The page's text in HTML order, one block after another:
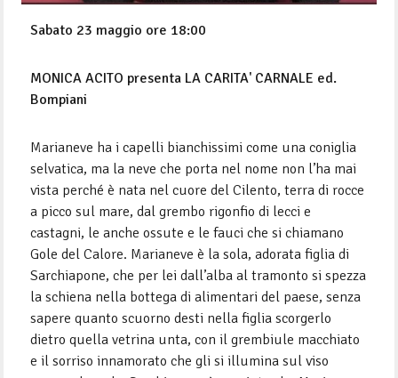
Sabato 23 maggio ore 18:00
MONICA ACITO presenta LA CARITA' CARNALE ed.
Bompiani
Marianeve ha i capelli bianchissimi come una coniglia
selvatica, ma la neve che porta nel nome non l’ha mai
vista perché è nata nel cuore del Cilento, terra di rocce
a picco sul mare, dal grembo rigonfio di lecci e
castagni, le anche ossute e le fauci che si chiamano
Gole del Calore. Marianeve è la sola, adorata figlia di
Sarchiapone, che per lei dall’alba al tramonto si spezza
la schiena nella bottega di alimentari del paese, senza
sapere quanto scuorno desti nella figlia scorgerlo
dietro quella vetrina unta, con il grembiule macchiato
e il sorriso innamorato che gli si illumina sul viso